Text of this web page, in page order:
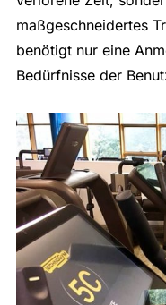
maßgeschneidertes
benötigt nur eine
Bedürfnisse der